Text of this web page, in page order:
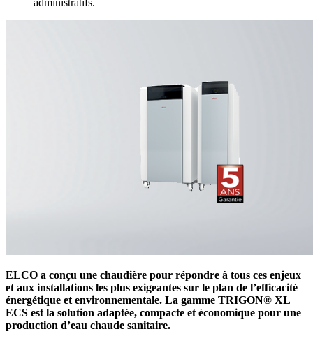
administratifs.
ELCO a conçu une chaudière pour répondre à tous ces enjeux
et aux installations les plus exigeantes sur le plan de l’efficacité
énergétique et environnementale. La gamme TRIGON® XL
ECS est la solution adaptée, compacte et économique pour une
production d’eau chaude sanitaire.